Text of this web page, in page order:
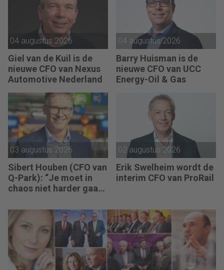
waarom keuzes nodig
04 augustus 2026
Giel van de Kuil is de
nieuwe CFO van Nexus
Automotive Nederland
04 augustus 2026
Barry Huisman is de
nieuwe CFO van UCC
Energy-Oil & Gas
03 augustus 2026
Sibert Houben (CFO van
Q-Park): “Je moet in
chaos niet harder gaan
naar de fundamenten.”
02 augustus 2026
Erik Swelheim wordt de
interim CFO van ProRail